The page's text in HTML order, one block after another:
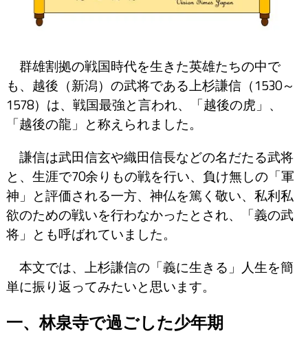
群雄割拠の戦国時代を生きた英雄たちの中で
も、越後（新潟）の武将である上杉謙信（1530～
1578）は、戦国最強と言われ、「越後の虎」、
「越後の龍」と称えられました。
謙信は武田信玄や織田信長などの名だたる武将
と、生涯で70余りもの戦を行い、負け無しの「軍
神」と評価される一方、神仏を篤く敬い、私利私
欲のための戦いを行わなかったとされ、「義の武
将」とも呼ばれていました。
本文では、上杉謙信の「義に生きる」人生を簡
単に振り返ってみたいと思います。
一、林泉寺で過ごした少年期